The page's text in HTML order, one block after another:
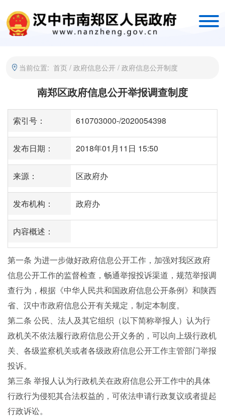
当前位置: 首页 / 政府信息公开 / 政府信息公开制度
南郑区政府信息公开举报调查制度
索引号： 610703000-/2020054398
发布日期： 2018年01月11日 15:50
来源： 区政府办
发布机构： 政府办
内容概述：
第一条 为进一步做好政府信息公开工作，加强对我区政府
信息公开工作的监督检查，畅通举报投诉渠道，规范举报调
查行为，根据《中华人民共和国政府信息公开条例》和陕西
省、汉中市政府信息公开有关规定，制定本制度。
第二条 公民、法人及其它组织（以下简称举报人）认为行
政机关不依法履行政府信息公开义务的，可以向上级行政机
关、各级监察机关或者各级政府信息公开工作主管部门举报
投诉。
第三条 举报人认为行政机关在政府信息公开工作中的具体
行政行为侵犯其合法权益的，可依法申请行政复议或者提起
行政诉讼。